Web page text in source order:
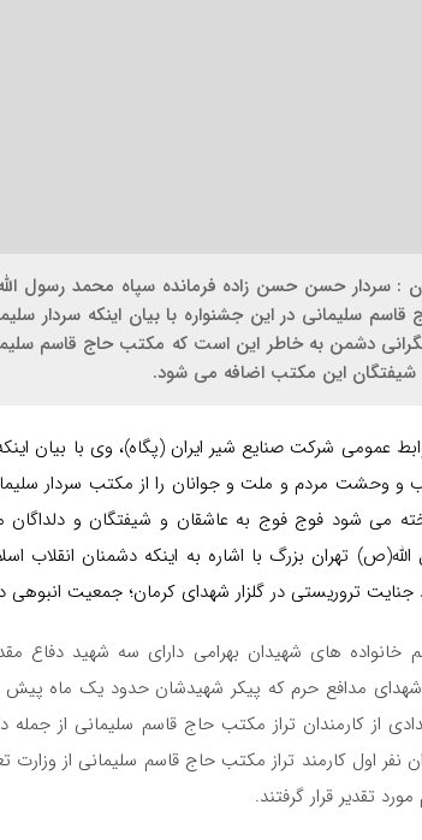
: سردار حسن حسن زاده فرمانده سپاه محمد رسول
سلیمانی در این جشنواره با بیان اینکه سردار
دشمن به خاطر این است که مکتب حاج قاسم
شیفتگان این مکتب اضافه می شود.
عمومی شرکت صنایع شیر ایران (پگاه)، وی با بیان
و وحشت مردم و ملت و جوانان را از مکتب سردار
می شود فوج فوج به عاشقان و شیفتگان و
تهران بزرگ با اشاره به اینکه دشمنان
جنایت تروریستی در گلزار شهدای کرمان؛ جمعیت انبوهی
خانواده های شهیدان بهرامی دارای سه شهید دفاع
شهدای مدافع حرم که پیکر شهیدشان حدود یک ماه پیش
از کارمندان تراز مکتب حاج قاسم سلیمانی از
نفر اول کارمند تراز مکتب حاج قاسم سلیمانی از
تقدیر قرار گرفتند.